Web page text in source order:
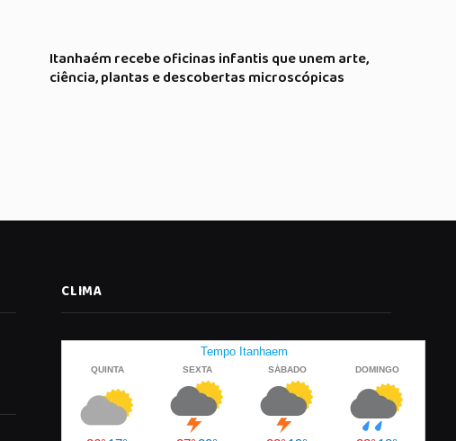
Itanhaém recebe oficinas infantis que unem arte,
ciência, plantas e descobertas microscópicas
CLIMA